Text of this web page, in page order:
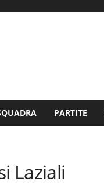
PARTITE
Laziali